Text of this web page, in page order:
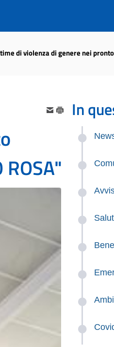
di violenza di genere nei pronto
In